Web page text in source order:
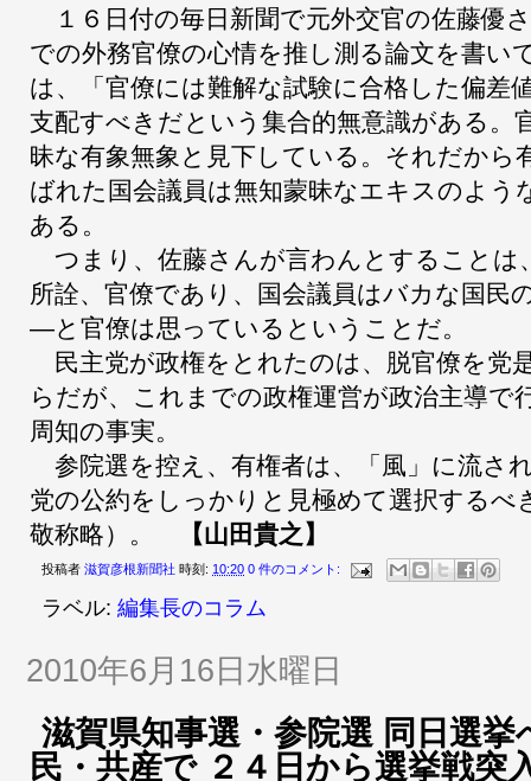
１６日付の毎日新聞で元外交官の佐藤優
での外務官僚の心情を推し測る論文を書い
は、「官僚には難解な試験に合格した偏差
支配すべきだという集合的無意識がある。
昧な有象無象と見下している。それだから
ばれた国会議員は無知蒙昧なエキスのよ
ある。
つまり、佐藤さんが言わんとすることは
所詮、官僚であり、国会議員はバカな国民
―と官僚は思っているということだ。
民主党が政権をとれたのは、脱官僚を党
らだが、これまでの政権運営が政治主導で
周知の事実。
参院選を控え、有権者は、「風」に流さ
党の公約をしっかりと見極めて選択するべ
敬称略）。
【山田貴之】
投稿者 滋賀彦根新聞社 時刻: 10:20 0 件のコメント:
ラベル: 編集長のコラム
2010年6月16日水曜日
滋賀県知事選・参院選 同日選挙
民・共産で ２４日から選挙戦